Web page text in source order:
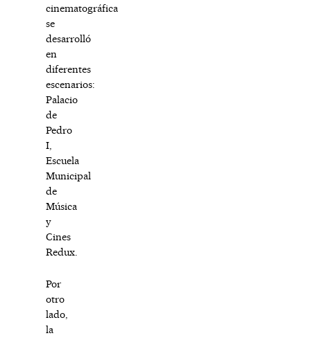
cinematográfica
se
desarrolló
en
diferentes
escenarios:
Palacio
de
Pedro
I,
Escuela
Municipal
de
Música
y
Cines
Redux.
Por
otro
lado,
la